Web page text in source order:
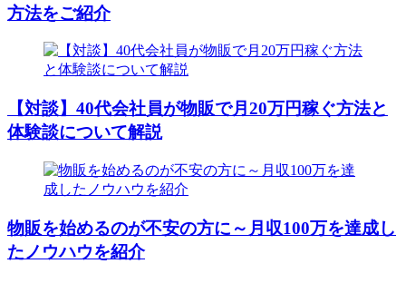
方法をご紹介
【対談】40代会社員が物販で月20万円稼ぐ方法と
体験談について解説
物販を始めるのが不安の方に～月収100万を達成し
たノウハウを紹介